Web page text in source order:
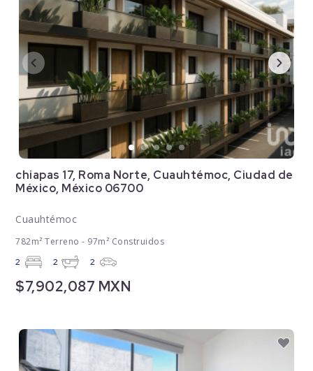
chiapas 17, Roma Norte, Cuauhtémoc, Ciudad de
México, México 06700
Cuauhtémoc
782m² Terreno - 97m² Construidos
2 2 2
$7,902,087 MXN